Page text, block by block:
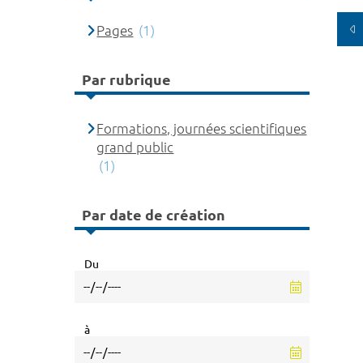
Pages (1)
Par rubrique
Formations, journées scientifiques
grand public
(1)
Par date de création
Du
à